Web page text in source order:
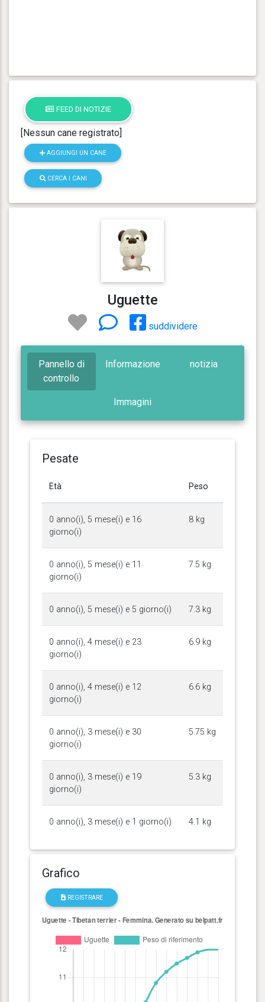
FEED DI NOTIZIE
[Nessun cane registrato]
AGGIUNGI UN CANE
CERCA I CANI
Uguette
suddividere
Pannello di
controllo
Informazione notizia
Immagini
Pesate
Età Peso
0 anno(i), 5 mese(i) e 16
giorno(i)
8 kg
0 anno(i), 5 mese(i) e 11
giorno(i)
7.5 kg
0 anno(i), 5 mese(i) e 5 giorno(i) 7.3 kg
0 anno(i), 4 mese(i) e 23
giorno(i)
6.9 kg
0 anno(i), 4 mese(i) e 12
giorno(i)
6.6 kg
0 anno(i), 3 mese(i) e 30
giorno(i)
5.75 kg
0 anno(i), 3 mese(i) e 19
giorno(i)
5.3 kg
0 anno(i), 3 mese(i) e 1 giorno(i) 4.1 kg
Grafico
REGISTRARE